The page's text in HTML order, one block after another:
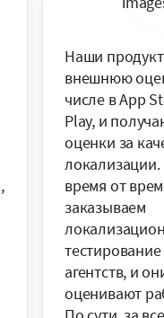
Наши
внешнюю
числе в App
Play, и
оценки за
время от
заказываем
тестирование
агентств, и
оценивают